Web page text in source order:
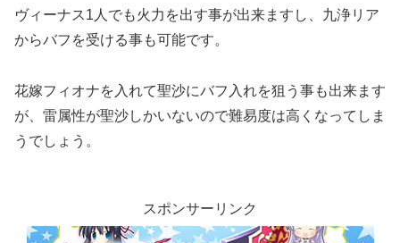
ヴィーナス1人でも火力を出す事が出来ますし、九浄リア
からバフを受ける事も可能です。
花嫁フィオナを入れて聖沙にバフ入れを狙う事も出来ます
が、雷属性が聖沙しかいないので難易度は高くなってしま
うでしょう。
スポンサーリンク